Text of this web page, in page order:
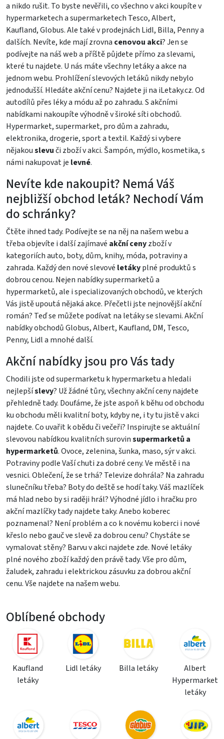
a nikdo rušit. To byste nevěřili, co všechno v akci koupíte v
hypermarketech a supermarketech Tesco, Albert,
Kaufland, Globus. Ale také v prodejnách Lidl, Billa, Penny a
dalších. Nevíte, kde mají zrovna cenovou akci? Jen se
podívejte na náš web a příště půjdete přímo za slevami,
které tu najdete. U nás máte všechny letáky a akce na
jednom webu. Prohlížení slevových letáků nikdy nebylo
jednodušší. Hledáte akční cenu? Najdete ji na iLetaky.cz. Od
autodílů přes léky a módu až po zahradu. S akčními
nabídkami nakoupíte výhodně v široké síti obchodů.
Hypermarket, supermarket, pro dům a zahradu,
elektronika, drogerie, sport a textil. Každý si vybere
nějakouslevuči zboží v akci. Šampón, mýdlo, kosmetika, s
námi nakupovat je levné.
Nevíte kde nakoupit? Nemá Váš
nejbližší obchod leták? Nechodí Vám
do schránky?
Čtěte ihned tady. Podívejte se na něj na našem webu a
třeba objevíte i další zajímavé akční cenyzboží v
kategoriích auto, boty, dům, knihy, móda, potraviny a
zahrada. Každý den nové slevové letákyplné produktů s
dobrou cenou. Nejen nabídky supermarketů a
hypermarketů, ale i specializovaných obchodů, ve kterých
Vás jistě upoutá nějaká akce. Přečetli jste nejnovější akční
román? Teď se můžete podívat na letáky se slevami. Akční
nabídky obchodů Globus, Albert, Kaufland, DM, Tesco,
Penny, Lidl a mnohé další.
Akční nabídky jsou pro Vás tady
Chodili jste od supermarketu k hypermarketu a hledali
nejlepšíslevy? Už žádné tůry, všechny akční ceny najdete
přehledně tady. Doufáme, že jste aspoň k běhu od obchodu
ku obchodu měli kvalitní boty, kdyby ne, i ty tu jistě v akci
najdete. Co uvařit k obědu či večeři? Inspirujte se aktuální
slevovou nabídkou kvalitních surovinsupermarketů a
hypermarketů. Ovoce, zelenina, šunka, maso, sýr v akci.
Potraviny podle Vaší chuti za dobré ceny. Ve městě i na
vesnici. Oblečení, že se trhá? Televize dohrála? Na zahradu
slunečníku třeba? Boty do deště se hodí taky. Váš mazlíček
má hlad nebo by si raději hrál? Výhodné jídlo i hračku pro
akční mazlíčky tady najdete taky. Anebo koberec
poznamenal? Není problém a co k novému koberci i nové
křeslo nebo gauč ve slevě za dobrou cenu? Chystáte se
vymalovat stěny? Barvu v akci najdete zde. Nové letáky
plné nového zboží každý den právě tady. Vše pro dům,
žaludek, zahradu i elektrickou zásuvku za dobrou akční
cenu. Vše najdete na našem webu.
Oblíbené obchody
Kaufland
letáky
Lidl letáky Billa letáky
Albert
Hypermarket
letáky